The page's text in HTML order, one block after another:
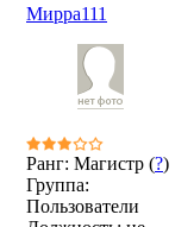
Мирра111
Ранг: Магистр (?)
Группа:
Пользователи